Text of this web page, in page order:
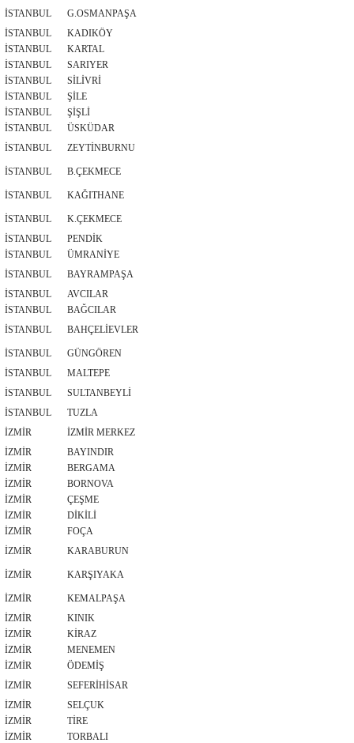
İSTANBUL
G.OSMANPAŞA
İSTANBUL
KADIKÖY
İSTANBUL
KARTAL
İSTANBUL
SARIYER
İSTANBUL
SİLİVRİ
İSTANBUL
ŞİLE
İSTANBUL
ŞİŞLİ
İSTANBUL
ÜSKÜDAR
İSTANBUL
ZEYTİNBURNU
İSTANBUL B.ÇEKMECE
İSTANBUL KAĞITHANE
İSTANBUL
K.ÇEKMECE
İSTANBUL
PENDİK
İSTANBUL
ÜMRANİYE
İSTANBUL
BAYRAMPAŞA
İSTANBUL
AVCILAR
İSTANBUL
BAĞCILAR
İSTANBUL
BAHÇELİEVLER
İSTANBUL
GÜNGÖREN
İSTANBUL
MALTEPE
İSTANBUL
SULTANBEYLİ
İSTANBUL
TUZLA
İZMİR
İZMİR MERKEZ
İZMİR
BAYINDIR
İZMİR
BERGAMA
İZMİR
BORNOVA
İZMİR
ÇEŞME
İZMİR
DİKİLİ
İZMİR
FOÇA
İZMİR
KARABURUN
İZMİR KARŞIYAKA
İZMİR
KEMALPAŞA
İZMİR
KINIK
İZMİR
KİRAZ
İZMİR
MENEMEN
İZMİR
ÖDEMİŞ
İZMİR
SEFERİHİSAR
İZMİR
SELÇUK
İZMİR
TİRE
İZMİR
TORBALI